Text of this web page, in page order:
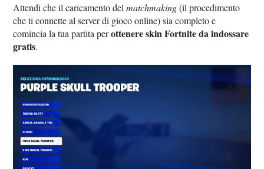
Attendi che il caricamento delmatchmaking(il procedimento
che ti connette al server di gioco online) sia completo e
comincia la tua partita perottenere skin Fortnite da indossare
gratis.